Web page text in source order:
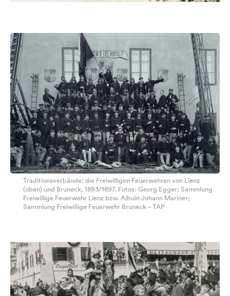
Traditionsverbände: die Freiwilligen Feuerwehren von Lienz
(oben) und Bruneck, 1893/1897. Fotos: Georg Egger; Sammlung
Freiwillige Feuerwehr Lienz bzw. Albuin Johann Mariner;
Sammlung Freiwillige Feuerwehr Bruneck – TAP